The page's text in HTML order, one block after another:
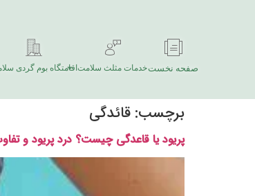
صفحه نخستخدمات مثلث سلامتاقامتگاه بوم گردی
برچسب: قائدگی
پریود یا قاعدگی چیست؟ درد پریود و